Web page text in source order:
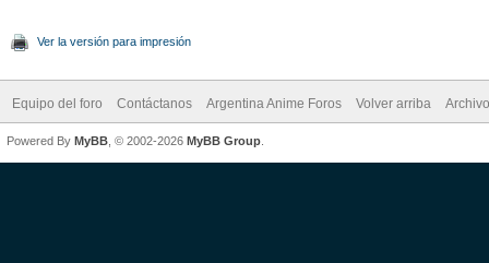
Ver la versión para impresión
Equipo del foro Contáctanos Argentina Anime Foros Volver arriba
Powered By MyBB , © 2002-2026 MyBB Group